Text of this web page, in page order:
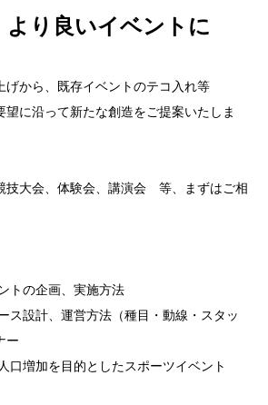
より良いイベントに
げから、既存イベントのテコ入れ等
望に沿って新たな創造をご提案いたしま
技大会、体験会、講演会 等、まずはご相
トの企画、実施方法
ス設計、運営方法（種目・動線・スタッ
ー
口増加を目的としたスポーツイベント